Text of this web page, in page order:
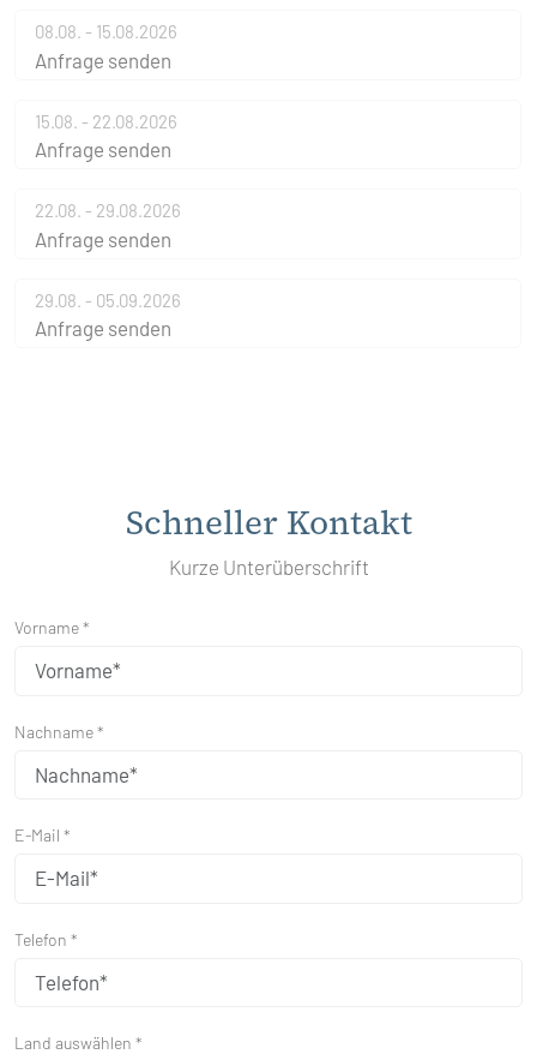
08.08. - 15.08.2026
Anfrage senden
15.08. - 22.08.2026
Anfrage senden
22.08. - 29.08.2026
Anfrage senden
29.08. - 05.09.2026
Anfrage senden
Schneller Kontakt
Kurze Unterüberschrift
Vorname *
Nachname *
E-Mail *
Telefon *
Land auswählen *